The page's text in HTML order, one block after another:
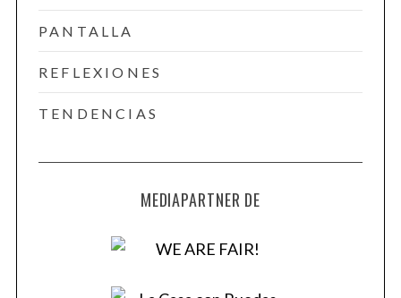
PANTALLA
REFLEXIONES
TENDENCIAS
MEDIAPARTNER DE